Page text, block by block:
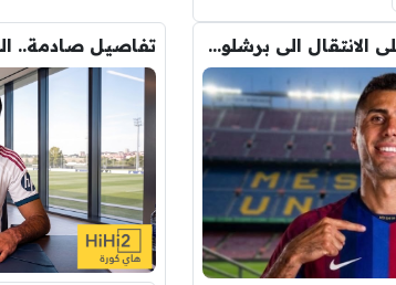
عاجل : رودري يوافق على الانتقال الى برشلونة.. 3 أسباب وراء قراره